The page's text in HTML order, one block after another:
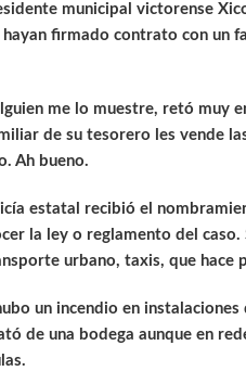
municipal victorense
firmado contrato con un
me lo muestre, retó muy
de su tesorero les vende
Ah bueno.
estatal recibió el
la ley o reglamento del
urbano, taxis, que hace
un incendio en
de una bodega aunque en